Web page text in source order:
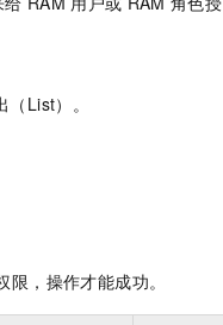
List）。
，操作才能成功。